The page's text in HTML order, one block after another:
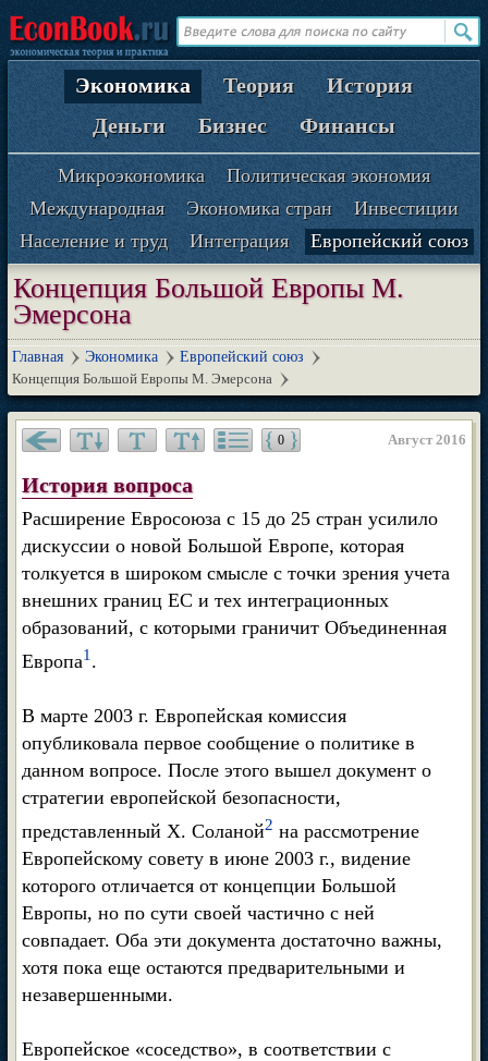
Экономика Теория
История
Деньги
Бизнес Финансы
Микроэкономика
Политическая экономия
Международная
Экономика стран
Инвестиции
Население и труд
Интеграция Европейский союз
Концепция Большой Европы М.
Эмерсона
Главная Экономика
Европейский союз
Концепция Большой Европы М. Эмерсона
0 Август 2016
История вопроса
Расширение Евросоюза с 15 до 25 стран усилило
дискуссии о новой Большой Европе, которая
толкуется в широком смысле с точки зрения учета
внешних границ ЕС и тех интеграционных
образований, с которыми граничит Объединенная
Европа1 .
В марте 2003 г. Европейская комиссия
опубликовала первое сообщение о политике в
данном вопросе. После этого вышел документ о
стратегии европейской безопасности,
представленный X. Соланой2 на рассмотрение
Европейскому совету в июне 2003 г., видение
которого отличается от концепции Большой
Европы, но по сути своей частично с ней
совпадает. Оба эти документа достаточно важны,
хотя пока еще остаются предварительными и
незавершенными.
Европейское «соседство», в соответствии с